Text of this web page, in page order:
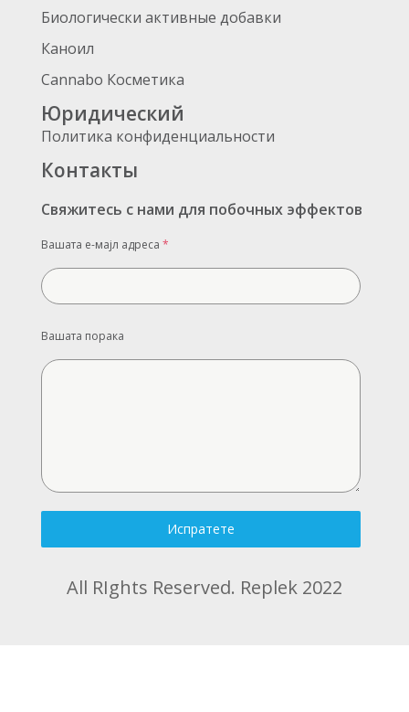
Биологически активные добавки
Каноил
Cannabo Косметика
Юридический
Политика конфиденциальности
Контакты
Свяжитесь с нами для побочных эффектов
Вашата е-мајл адреса *
Вашата порака
Испратете
All RIghts Reserved. Replek 2022